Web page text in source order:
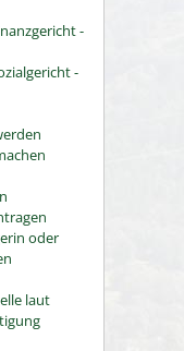
-
-
oder
laut